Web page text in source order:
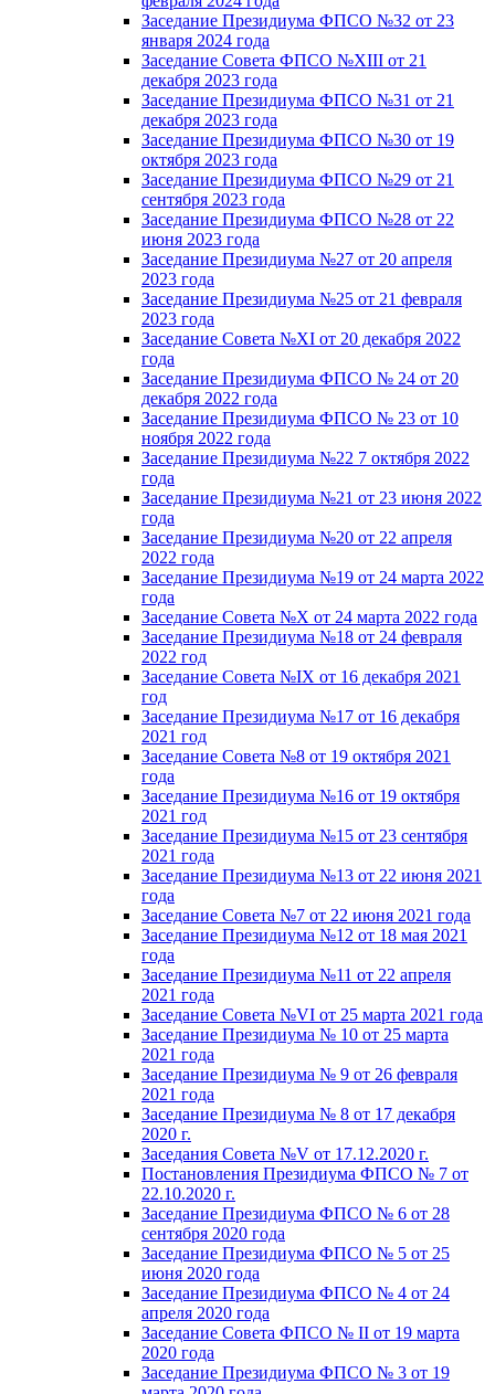
Заседание Президиума ФПСО №32 от 23
января 2024 года
Заседание Совета ФПСО №XIII от 21
декабря 2023 года
Заседание Президиума ФПСО №31 от 21
декабря 2023 года
Заседание Президиума ФПСО №30 от 19
октября 2023 года
Заседание Президиума ФПСО №29 от 21
сентября 2023 года
Заседание Президиума ФПСО №28 от 22
июня 2023 года
Заседание Президиума №27 от 20 апреля
2023 года
Заседание Президиума №25 от 21 февраля
2023 года
Заседание Совета №XI от 20 декабря 2022
года
Заседание Президиума ФПСО № 24 от 20
декабря 2022 года
Заседание Президиума ФПСО № 23 от 10
ноября 2022 года
Заседание Президиума №22 7 октября 2022
года
Заседание Президиума №21 от 23 июня 2022
года
Заседание Президиума №20 от 22 апреля
2022 года
Заседание Президиума №19 от 24 марта 2022
года
Заседание Совета №X от 24 марта 2022 года
Заседание Президиума №18 от 24 февраля
2022 год
Заседание Совета №IX от 16 декабря 2021
год
Заседание Президиума №17 от 16 декабря
2021 год
Заседание Совета №8 от 19 октября 2021
года
Заседание Президиума №16 от 19 октября
2021 год
Заседание Президиума №15 от 23 сентября
2021 года
Заседание Президиума №13 от 22 июня 2021
года
Заседание Совета №7 от 22 июня 2021 года
Заседание Президиума №12 от 18 мая 2021
года
Заседание Президиума №11 от 22 апреля
2021 года
Заседание Совета №VI от 25 марта 2021 года
Заседание Президиума № 10 от 25 марта
2021 года
Заседание Президиума № 9 от 26 февраля
2021 года
Заседание Президиума № 8 от 17 декабря
2020 г.
Заседания Совета №V от 17.12.2020 г.
Постановления Президиума ФПСО № 7 от
22.10.2020 г.
Заседание Президиума ФПСО № 6 от 28
сентября 2020 года
Заседание Президиума ФПСО № 5 от 25
июня 2020 года
Заседание Президиума ФПСО № 4 от 24
апреля 2020 года
Заседание Совета ФПСО № II от 19 марта
2020 года
Заседание Президиума ФПСО № 3 от 19